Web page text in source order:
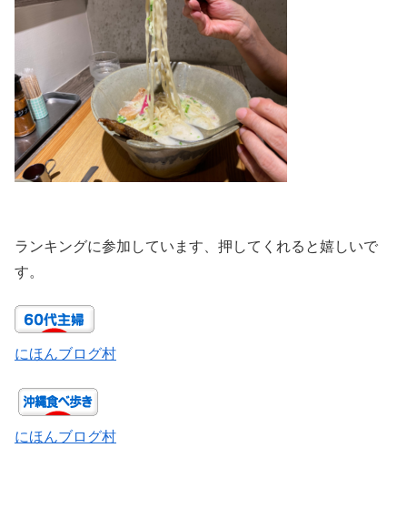
ランキングに参加しています、押してくれると嬉しいで
す。
にほんブログ村
にほんブログ村